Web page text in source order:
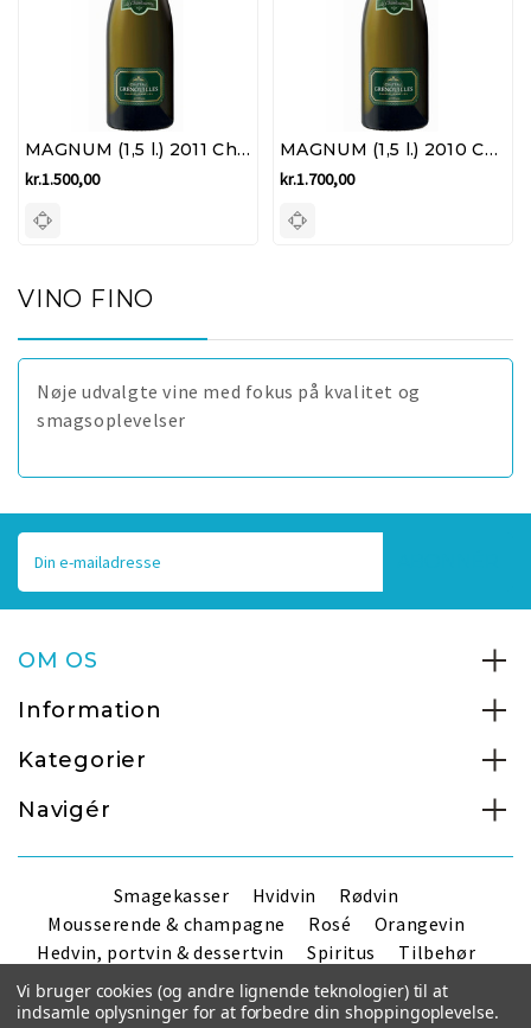
MAGNUM (1,5 l.) 2011 Chablis Grand Cru - Château Grenouilles La Chablisienne
kr.1.500,00
MAGNUM (1,5 l.) 2010 Chablis Grand Cru - Château Grenouilles La Chablisienne
kr.1.700,00
VINO FINO
Nøje udvalgte vine med fokus på kvalitet og
smagsoplevelser
E-
mailadresse
OM OS
Information
Kategorier
Navigér
Smagekasser Hvidvin
Rødvin
Mousserende & champagne
Rosé
Orangevin
Hedvin, portvin & dessertvin
Spiritus
Tilbehør
Handelsbetingelser
Vi bruger cookies (og andre lignende teknologier) til at
indsamle oplysninger for at forbedre din shoppingoplevelse.